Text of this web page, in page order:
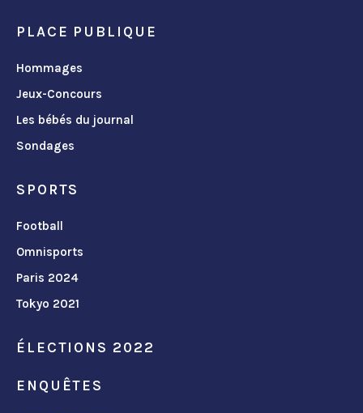
PLACE PUBLIQUE
Hommages
Jeux-Concours
Les bébés du journal
Sondages
SPORTS
Football
Omnisports
Paris 2024
Tokyo 2021
ÉLECTIONS 2022
ENQUÊTES